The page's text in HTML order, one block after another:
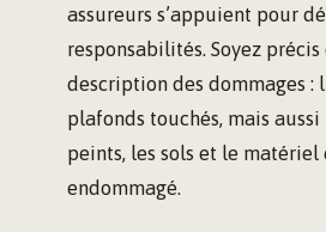
assureurs s’appuient pour
responsabilités. Soyez précis
description des dommages :
plafonds touchés, mais
peints, les sols et le
endommagé.